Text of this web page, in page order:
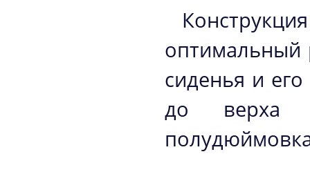
оптимальный
сиденья и
до верха